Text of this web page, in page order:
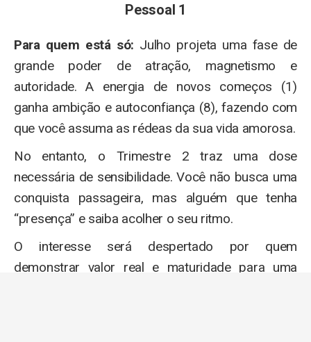
Pessoal 1
Para quem está só: Julho projeta uma fase de
grande poder de atração, magnetismo e
autoridade. A energia de novos começos (1)
ganha ambição e autoconfiança (8), fazendo com
que você assuma as rédeas da sua vida amorosa.
No entanto, o Trimestre 2 traz uma dose
necessária de sensibilidade. Você não busca uma
conquista passageira, mas alguém que tenha
“presença” e saiba acolher o seu ritmo.
O interesse será despertado por quem
demonstrar valor real e maturidade para uma